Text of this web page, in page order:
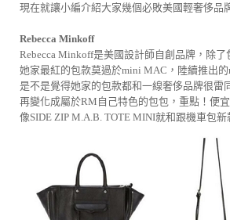
現在就讓小編介紹大家幾個必敗美國輕奢侈品
Rebecca Minkoff
Rebecca Minkoff是美國設計師自創品牌，除
她家最紅的包款莫過於mini MAC，陸續推出
是不是覺得她家的包款都和一線奢侈品牌很雷
再變化成屬於RM自己特色的包包，重點！便
像SIDE ZIP M.A.B. TOTE MINI就和跟機車包新